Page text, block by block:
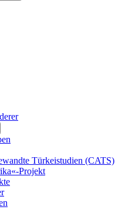
Türkeistudien (CATS)
Projekt